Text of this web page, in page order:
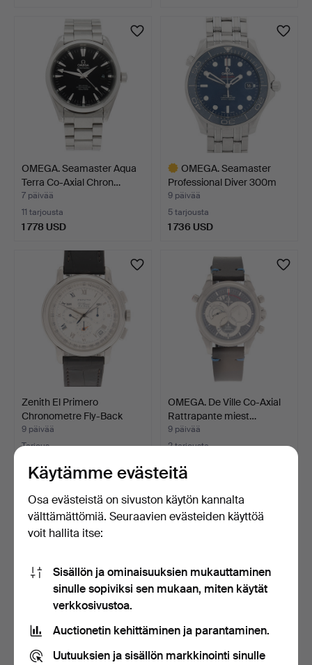
OMEGA. Seamaster Aqua
Terra Co-Axial Chron…
7 päivää
11 tarjousta
1 778 USD
OMEGA. Seamaster
Professional Diver 300m
C…
9 päivää
5 tarjousta
1 736 USD
Zenith El Primero
Chronometre Fly-Back
mie…
9 päivää
Tarjous
OMEGA. De Ville Co-Axial
Rattrapante miest…
9 päivää
2 tarjousta
JAEGER-LECOULTRE.
Grande Reverso -
9 päivää
OMEGA. Speedmaster
Day-Date. Teräksinen ra…
9 päivää
Käytämme evästeitä
Osa evästeistä on sivuston käytön kannalta
välttämättömiä. Seuraavien evästeiden käyttöä
voit hallita itse:
Sisällön ja ominaisuuksien mukauttaminen
sinulle sopiviksi sen mukaan, miten käytät
verkkosivustoa.
Auctionetin kehittäminen ja parantaminen.
Uutuuksien ja sisällön markkinointi sinulle